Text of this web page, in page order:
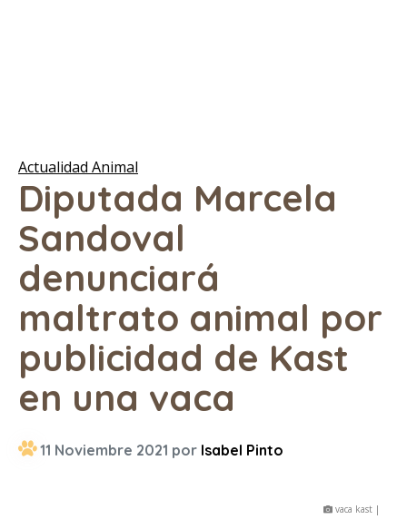
Actualidad Animal
Diputada Marcela
Sandoval
denunciará
maltrato animal por
publicidad de Kast
en una vaca
11 Noviembre 2021 por Isabel Pinto
vaca kast |